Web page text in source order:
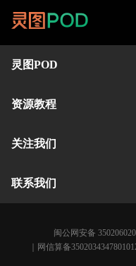
灵图POD
资源教程
关注我们
联系我们
闽公网安备
｜网信算备